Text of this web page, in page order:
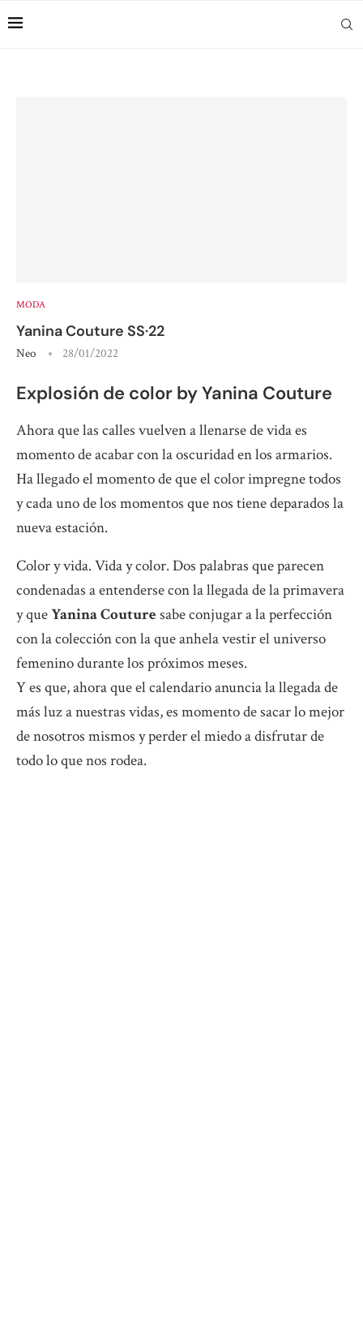
MODA
Yanina Couture SS·22
Neo 28/01/2022
Explosión de color by Yanina Couture
Ahora que las calles vuelven a llenarse de vida es
momento de acabar con la oscuridad en los armarios.
Ha llegado el momento de que el color impregne todos
y cada uno de los momentos que nos tiene deparados la
nueva estación.
Color y vida. Vida y color. Dos palabras que parecen
condenadas a entenderse con la llegada de la primavera
y queYanina Couture sabe conjugar a la perfección
con la colección con la que anhela vestir el universo
femenino durante los próximos meses.
Y es que, ahora que el calendario anuncia la llegada de
más luz a nuestras vidas, es momento de sacar lo mejor
de nosotros mismos y perder el miedo a disfrutar de
todo lo que nos rodea.